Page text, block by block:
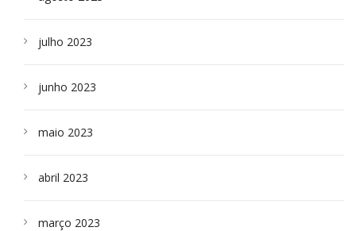
julho 2023
junho 2023
maio 2023
abril 2023
março 2023